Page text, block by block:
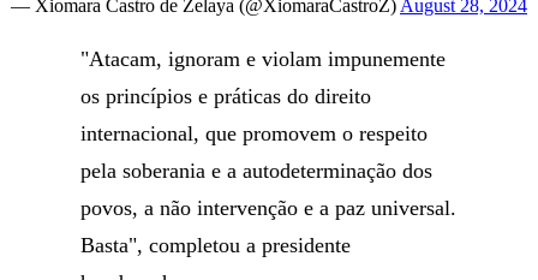
— Xiomara Castro de Zelaya (@XiomaraCastroZ) August 28, 2024
"Atacam, ignoram e violam impunemente
os princípios e práticas do direito
internacional, que promovem o respeito
pela soberania e a autodeterminação dos
povos, a não intervenção e a paz universal.
Basta", completou a presidente